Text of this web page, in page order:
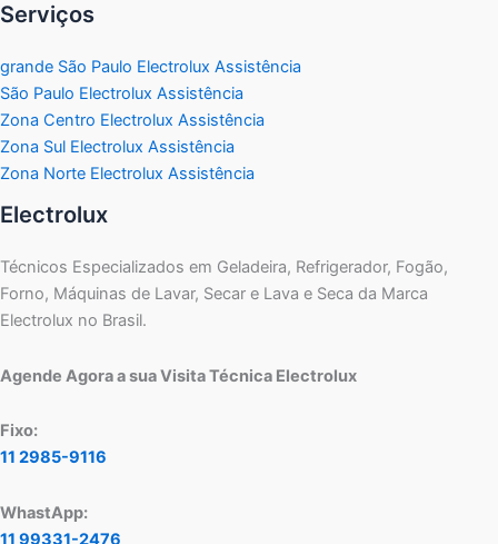
Serviços
grande São Paulo Electrolux Assistência
São Paulo Electrolux Assistência
Zona Centro Electrolux Assistência
Zona Sul Electrolux Assistência
Zona Norte Electrolux Assistência
Electrolux
Técnicos Especializados em Geladeira, Refrigerador, Fogão,
Forno, Máquinas de Lavar, Secar e Lava e Seca da Marca
Electrolux no Brasil.
Agende Agora a sua Visita Técnica Electrolux
Fixo:
11 2985-9116
WhastApp:
11 99331-2476